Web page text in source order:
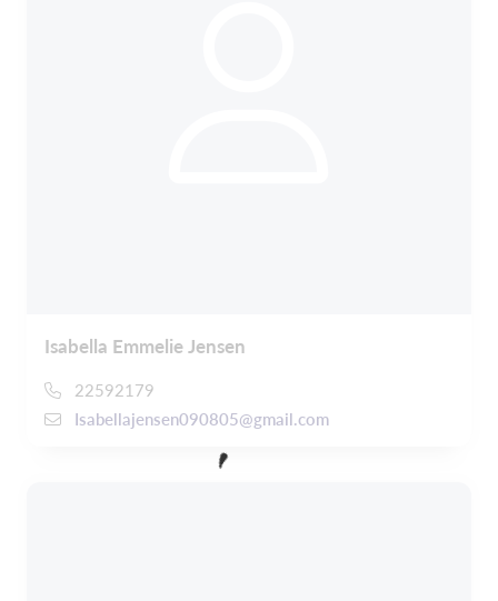
Isabella Emmelie Jensen
22592179
Isabellajensen090805@gmail.com